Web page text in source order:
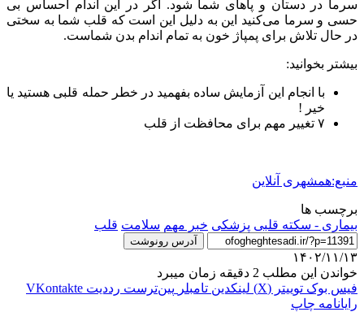
سرما در دستان و پاهای شما شود. اگر در این اندام احساس بی
حسی و سرما می‌کنید این به دلیل این است که قلب شما به سختی
در حال تلاش برای پمپاژ خون به تمام اندام بدن شماست.
بیشتر بخوانید:
با انجام این آزمایش ساده بفهمید در خطر حمله قلبی هستید یا
خیر !
۷ تغییر مهم برای محافظت از قلب
منبع:همشهری آنلاین
برچسب ها
بیماری - سکته قلبی پزشکی خبر مهم سلامت قلب
آدرس رونوشت
۱۴۰۲/۱۱/۱۳
خواندن این مطلب 2 دقیقه زمان میبرد
فیس بوک توییتر (X) لینکدین ‫تامبلر ‫پین‌ترست ‫رددیت ‫VKontakte
رایانامه چاپ